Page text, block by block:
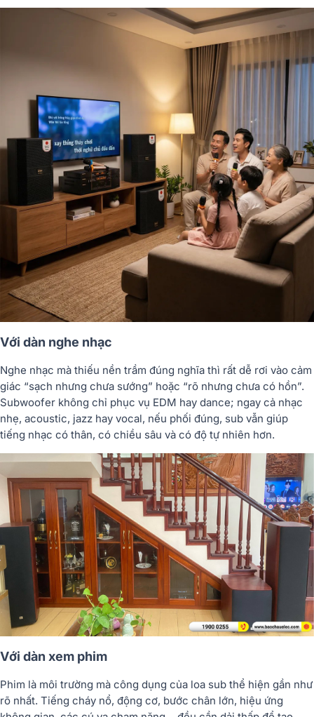
Với dàn nghe nhạc
Nghe nhạc mà thiếu nền trầm đúng nghĩa thì rất dễ rơi vào cảm
giác “sạch nhưng chưa sướng” hoặc “rõ nhưng chưa có hồn”.
Subwoofer không chỉ phục vụ EDM hay dance; ngay cả nhạc
nhẹ, acoustic, jazz hay vocal, nếu phối đúng, sub vẫn giúp
tiếng nhạc có thân, có chiều sâu và có độ tự nhiên hơn.
Với dàn xem phim
Phim là môi trường mà công dụng của loa sub thể hiện gần như
rõ nhất. Tiếng cháy nổ, động cơ, bước chân lớn, hiệu ứng